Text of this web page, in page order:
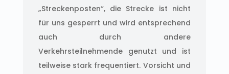
„Streckenposten“, die Strecke ist nicht
für uns gesperrt und wird entsprechend
auch durch andere
Verkehrsteilnehmende genutzt und ist
teilweise stark frequentiert. Vorsicht und